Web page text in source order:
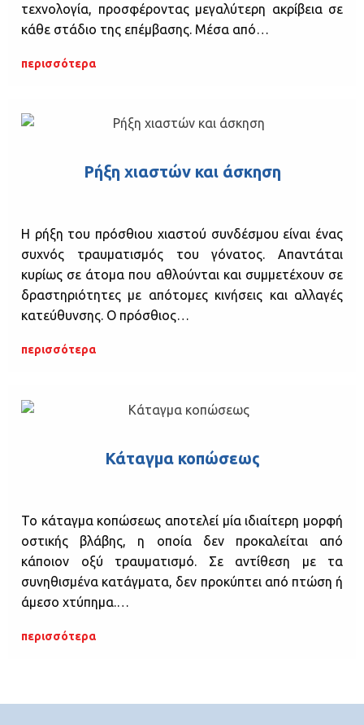
τεχνολογία, προσφέροντας μεγαλύτερη ακρίβεια σε
κάθε στάδιο της επέμβασης. Μέσα από…
περισσότερα
Ρήξη χιαστών και άσκηση
Η ρήξη του πρόσθιου χιαστού συνδέσμου είναι ένας
συχνός τραυματισμός του γόνατος. Απαντάται
κυρίως σε άτομα που αθλούνται και συμμετέχουν σε
δραστηριότητες με απότομες κινήσεις και αλλαγές
κατεύθυνσης. Ο πρόσθιος…
περισσότερα
Κάταγμα κοπώσεως
Το κάταγμα κοπώσεως αποτελεί μία ιδιαίτερη μορφή
οστικής βλάβης, η οποία δεν προκαλείται από
κάποιον οξύ τραυματισμό. Σε αντίθεση με τα
συνηθισμένα κατάγματα, δεν προκύπτει από πτώση ή
άμεσο χτύπημα.…
περισσότερα